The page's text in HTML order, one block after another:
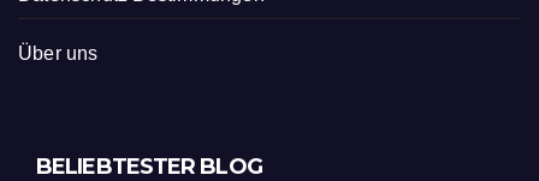
Über uns
BELIEBTESTER BLOG